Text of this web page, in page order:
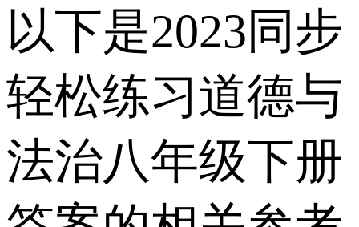
以下是2023同步
轻松练习道德与
法治八年级下册